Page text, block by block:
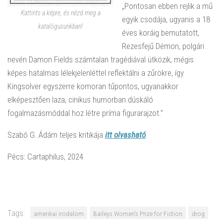
Kattints a képre, és nézd meg a
katalógusunkban!
„Pontosan ebben rejlik a mű
egyik csodája, ugyanis a 18
éves koráig bemutatott,
Rezesfejű Démon, polgári
nevén Damon Fields számtalan tragédiával ütközik, mégis
képes hatalmas lélekjelenléttel reflektálni a zűrökre, így
Kingsolver egyszerre komoran tűpontos, ugyanakkor
elképesztően laza, cinikus humorban dúskáló
fogalmazásmóddal hoz létre príma figurarajzot.”
Szabó G. Ádám teljes kritikája itt olvasható.
Pécs: Cartaphilus, 2024
Tags: amerikai irodalom Baileys Women's Prize for Fiction
drog